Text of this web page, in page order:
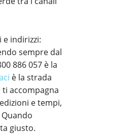
indirizzi:
sempre dal
886 057 è la
è la strada
ti accompagna
e tempi,
giusto.